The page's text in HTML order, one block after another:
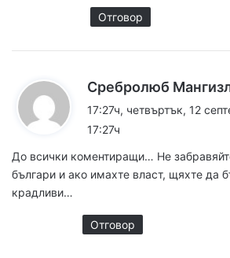
Отговор
Сребролюб
17:27ч, четвъртък, 12
17:27ч
До всички коментиращи… Не
българи и ако имахте власт, щяхте да
крадливи…
Отговор